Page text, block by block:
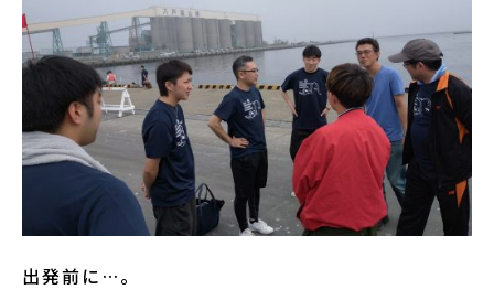
出発前に…。